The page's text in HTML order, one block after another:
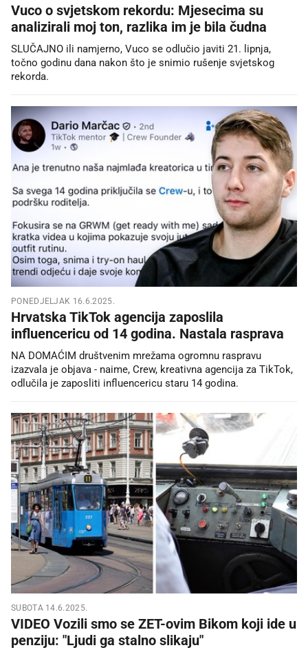
Vuco o svjetskom rekordu: Mjesecima su
analizirali moj ton, razlika im je bila čudna
SLUČAJNO ili namjerno, Vuco se odlučio javiti 21. lipnja,
točno godinu dana nakon što je snimio rušenje svjetskog
rekorda.
PONEDJELJAK 16.6.2025.
Hrvatska TikTok agencija zaposlila
influencericu od 14 godina. Nastala rasprava
NA DOMAĆIM društvenim mrežama ogromnu raspravu
izazvala je objava - naime, Crew, kreativna agencija za TikTok,
odlučila je zaposliti influencericu staru 14 godina.
SUBOTA 14.6.2025.
VIDEO Vozili smo se ZET-ovim Bikom koji ide u
penziju: "Ljudi ga stalno slikaju"